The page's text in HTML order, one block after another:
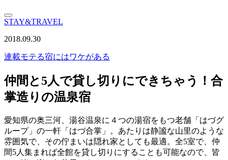
STAY&TRAVEL
2018.09.30
連載モテる宿にはワケがある
仲間と5人で貸し切りにできちゃう！合
掌造りの温泉宿
愛知県の奥三河、湯谷温泉に４つの湯宿をもつ老舗「はづグ
ループ」の一軒「はづ合掌」。あたりは静謐な山里のような
雰囲気で、その佇まいは隠れ家としても最適。全5室で、仲
間5人集まれば全館を貸し切りにすることも可能なので、皆